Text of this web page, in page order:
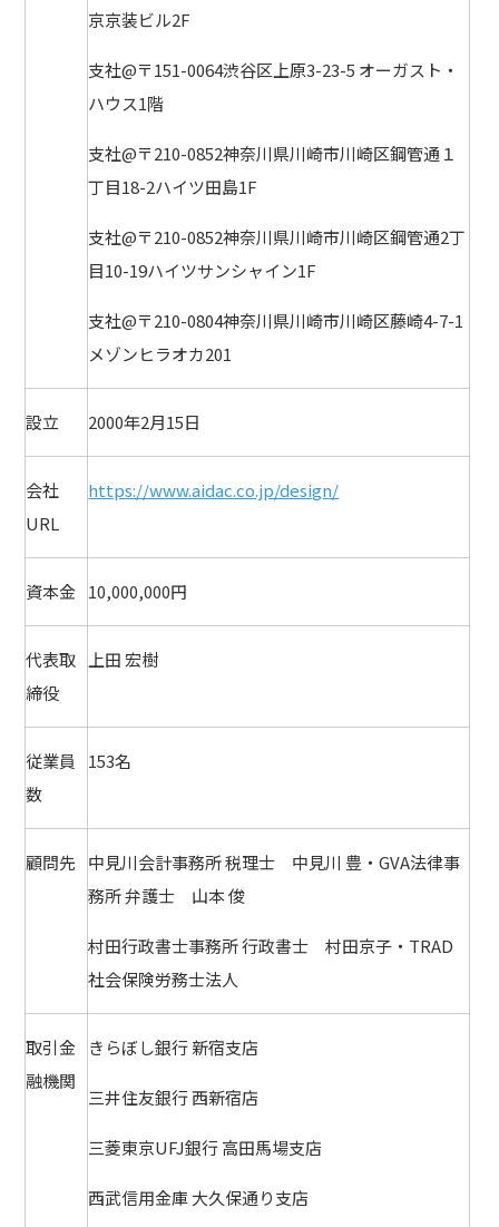
京京装ビル2F
支社@〒151-0064渋谷区上原3-23-5 オーガスト・
ハウス1階
支社@〒210-0852神奈川県川崎市川崎区鋼管通１
丁目18-2ハイツ田島1F
支社@〒210-0852神奈川県川崎市川崎区鋼管通2丁
目10-19ハイツサンシャイン1F
支社@〒210-0804神奈川県川崎市川崎区藤崎4-7-1
メゾンヒラオカ201
設立 2000年2月15日
会社
URL
https://www.aidac.co.jp/design/
資本金 10,000,000円
代表取
締役
上田 宏樹
従業員
数
153名
顧問先
中見川会計事務所 税理士 中見川 豊・GVA法律事
務所 弁護士 山本 俊
村田行政書士事務所 行政書士 村田京子・TRAD
社会保険労務士法人
取引金
融機関
きらぼし銀行 新宿支店
三井住友銀行 西新宿店
三菱東京UFJ銀行 高田馬場支店
西武信用金庫 大久保通り支店